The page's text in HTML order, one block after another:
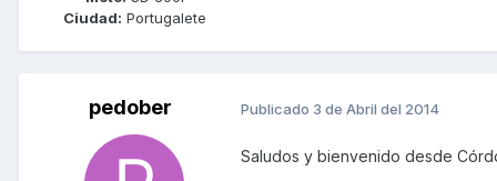
Ciudad: Portugalete
pedober Publicado 3 de Abril del 2014
Saludos y bienvenido desde